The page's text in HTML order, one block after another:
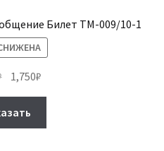
Билет ТМ-009/10-1
Первоначальная
цена
составляла
2,250₽.
1,750₽
цена: